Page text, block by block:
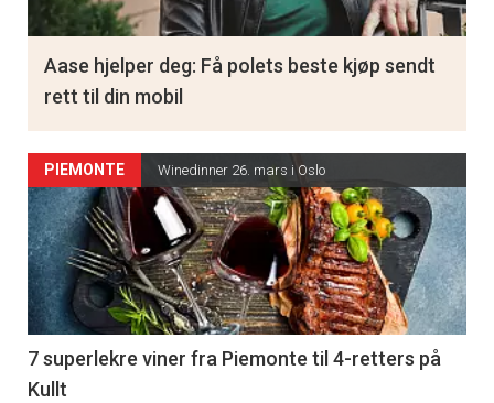
PIEMONTE Winedinner 26. mars i Oslo
7 superlekre viner fra Piemonte til 4-retters på
Kullt
Aase hjelper deg: Få polets beste kjøp sendt
rett til din mobil